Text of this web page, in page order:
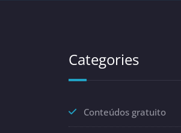
Categories
Conteúdos gratuito